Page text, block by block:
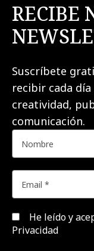
RECIBE
Suscríbete
recibir cada
creatividad,
comunicación.
He leído y
Privacidad